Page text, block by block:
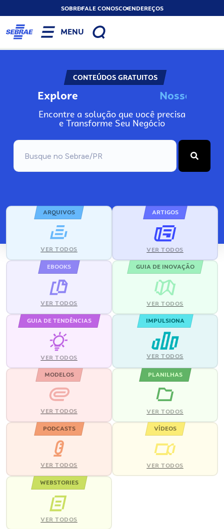
SOBREFALE CONOSCOENDEREÇOS
MENU
CONTEÚDOS GRATUITOS
Explore Nosso
Encontre a solução que você precisa
e Transforme Seu Negócio
ARQUIVOS
VER TODOS
ARTIGOS
VER TODOS
EBOOKS
VER TODOS
GUIA DE INOVAÇÃO
VER TODOS
GUIA DE TENDÊNCIAS
VER TODOS
IMPULSIONA
VER TODOS
MODELOS
VER TODOS
PLANILHAS
VER TODOS
PODCASTS
VER TODOS
VÍDEOS
VER TODOS
WEBSTORIES
VER TODOS